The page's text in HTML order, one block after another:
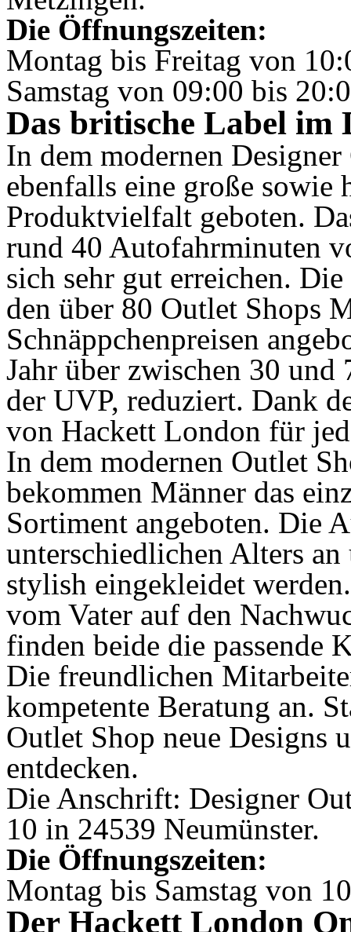
Die Öffnungszeiten:
Montag bis Freitag von
Samstag von 09:00 bis
Das britische Label im
In dem modernen
ebenfalls eine große
Produktvielfalt geboten.
rund 40 Autofahrminuten
sich sehr gut erreichen.
den über 80 Outlet Shops
Schnäppchenpreisen
Jahr über zwischen 30 und
der UVP, reduziert. Dank
von Hackett London für
In dem modernen Outlet
bekommen Männer das
Sortiment angeboten. Die
unterschiedlichen Alters
stylish eingekleidet
vom Vater auf den
finden beide die passende
Die freundlichen
kompetente Beratung an.
Outlet Shop neue Designs
entdecken.
Die Anschrift: Designer
10 in 24539 Neumünster.
Die Öffnungszeiten:
Montag bis Samstag von
Der Hackett London